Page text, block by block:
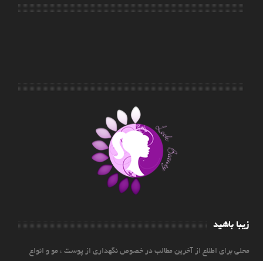
زیبا باشید
محلی برای اطلاع از آخرین مطالب در خصوص نگهداری از پوست ، مو و انواع